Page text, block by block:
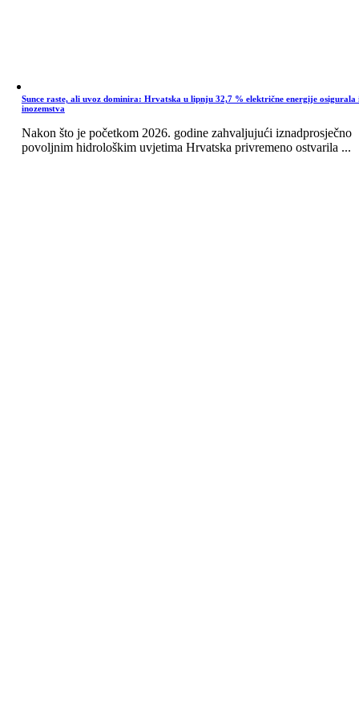
Sunce raste, ali uvoz dominira: Hrvatska u lipnju 32,7 % električne energije osigurala
inozemstva
Nakon što je početkom 2026. godine zahvaljujući iznadprosječno
povoljnim hidrološkim uvjetima Hrvatska privremeno ostvarila ...